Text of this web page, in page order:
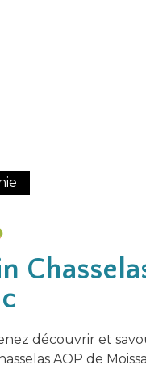
découvrir et
AOP de